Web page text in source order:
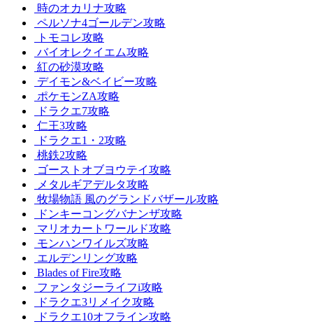
時のオカリナ攻略
ペルソナ4ゴールデン攻略
トモコレ攻略
バイオレクイエム攻略
紅の砂漠攻略
デイモン&ベイビー攻略
ポケモンZA攻略
ドラクエ7攻略
仁王3攻略
ドラクエ1・2攻略
桃鉄2攻略
ゴーストオブヨウテイ攻略
メタルギアデルタ攻略
牧場物語 風のグランドバザール攻略
ドンキーコングバナンザ攻略
マリオカートワールド攻略
モンハンワイルズ攻略
エルデンリング攻略
Blades of Fire攻略
ファンタジーライフi攻略
ドラクエ3リメイク攻略
ドラクエ10オフライン攻略